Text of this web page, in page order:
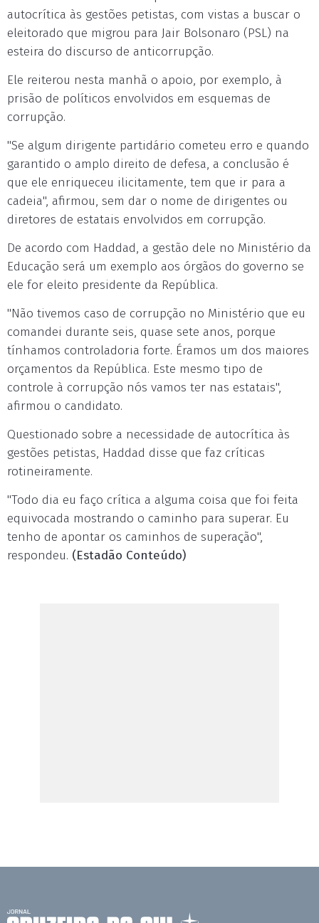
autocrítica às gestões petistas, com vistas a buscar o
eleitorado que migrou para Jair Bolsonaro (PSL) na
esteira do discurso de anticorrupção.
Ele reiterou nesta manhã o apoio, por exemplo, à
prisão de políticos envolvidos em esquemas de
corrupção.
"Se algum dirigente partidário cometeu erro e quando
garantido o amplo direito de defesa, a conclusão é
que ele enriqueceu ilicitamente, tem que ir para a
cadeia", afirmou, sem dar o nome de dirigentes ou
diretores de estatais envolvidos em corrupção.
De acordo com Haddad, a gestão dele no Ministério da
Educação será um exemplo aos órgãos do governo se
ele for eleito presidente da República.
"Não tivemos caso de corrupção no Ministério que eu
comandei durante seis, quase sete anos, porque
tínhamos controladoria forte. Éramos um dos maiores
orçamentos da República. Este mesmo tipo de
controle à corrupção nós vamos ter nas estatais",
afirmou o candidato.
Questionado sobre a necessidade de autocrítica às
gestões petistas, Haddad disse que faz críticas
rotineiramente.
"Todo dia eu faço crítica a alguma coisa que foi feita
equivocada mostrando o caminho para superar. Eu
tenho de apontar os caminhos de superação",
respondeu. (Estadão Conteúdo)